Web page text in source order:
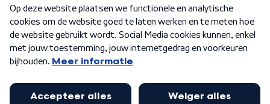
Algemene voorwaarden Privacybeleid